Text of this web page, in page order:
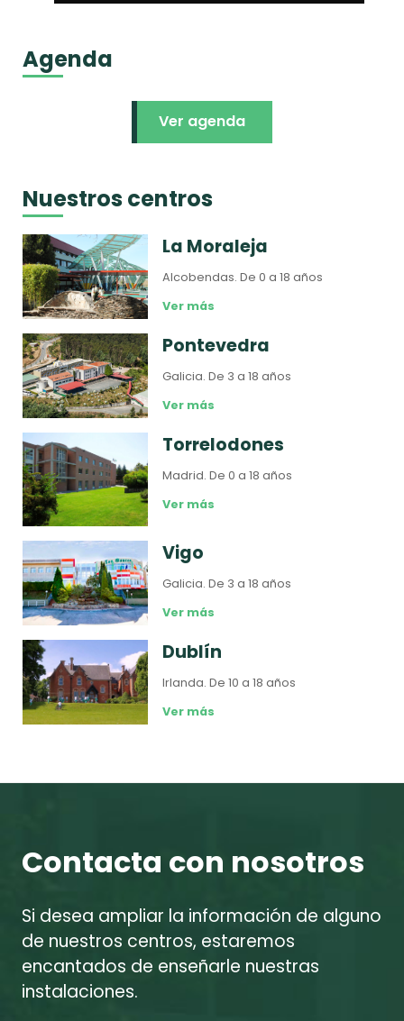
Agenda
Ver agenda
Nuestros centros
La Moraleja
Alcobendas.De 0 a 18 años
Ver más
Pontevedra
Galicia.De 3 a 18 años
Ver más
Torrelodones
Madrid.De 0 a 18 años
Ver más
Vigo
Galicia.De 3 a 18 años
Ver más
Dublín
Irlanda.De 10 a 18 años
Ver más
Contacta con nosotros
Si desea ampliar la información de alguno
de nuestros centros, estaremos
encantados de enseñarle nuestras
instalaciones.